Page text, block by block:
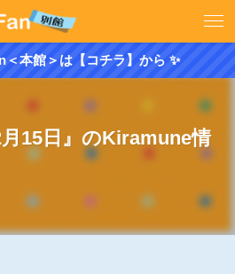
本館＞は【コチラ】から ✨
月15日』のKiramune情